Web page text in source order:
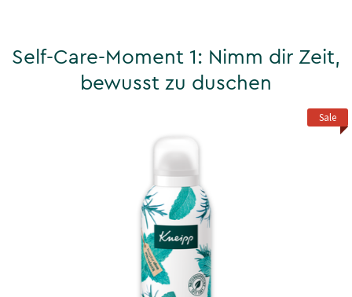
Self-Care-Moment 1: Nimm dir Zeit,
bewusst zu duschen
Sale